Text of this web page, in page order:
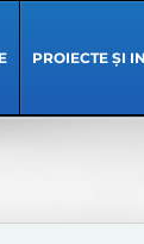
PROIECTE ȘI